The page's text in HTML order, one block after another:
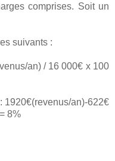
comprises. Soit un
suivants :
an) / 16 000€ x 100
1920€(revenus/an)-622€
8%